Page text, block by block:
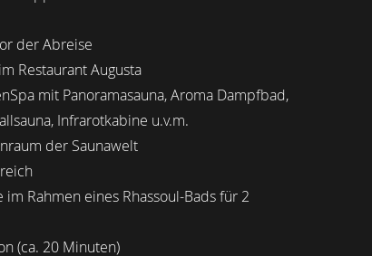
der Abreise
Restaurant Augusta
mit Panoramasauna, Aroma Dampfbad,
Infrarotkabine u.v.m.
der Saunawelt
Rahmen eines Rhassoul-Bads für 2
(ca. 20 Minuten)